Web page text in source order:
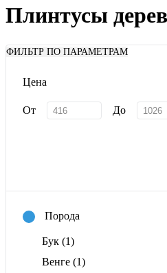
Плинтусы
ФИЛЬТР ПО ПАРАМЕТРАМ
Цена
От До
Порода
Бук (1)
Венге (1)